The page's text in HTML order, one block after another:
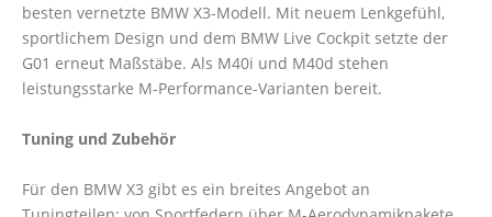
besten vernetzte BMW X3-Modell. Mit neuem Lenkgefühl,
sportlichem Design und dem BMW Live Cockpit setzte der
G01 erneut Maßstäbe. Als M40i und M40d stehen
leistungsstarke M-Performance-Varianten bereit.
Tuning und Zubehör
Für den BMW X3 gibt es ein breites Angebot an